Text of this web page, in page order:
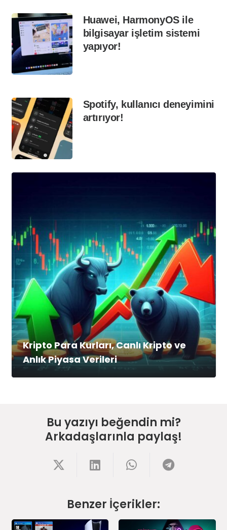
Huawei, HarmonyOS ile
bilgisayar işletim sistemi
yapıyor!
Spotify, kullanıcı deneyimini
artırıyor!
Kripto Para Kurları, Canlı Kripto ve
Anlık Piyasa Verileri
Bu yazıyı beğendin mi?
Arkadaşlarınla paylaş!
Benzer İçerikler: